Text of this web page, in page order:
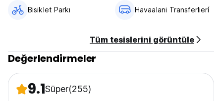
Bisiklet Parkı Havaalani Transferlierí
Tüm tesislerini görüntüle
Değerlendirmeler
9.1Süper(255)